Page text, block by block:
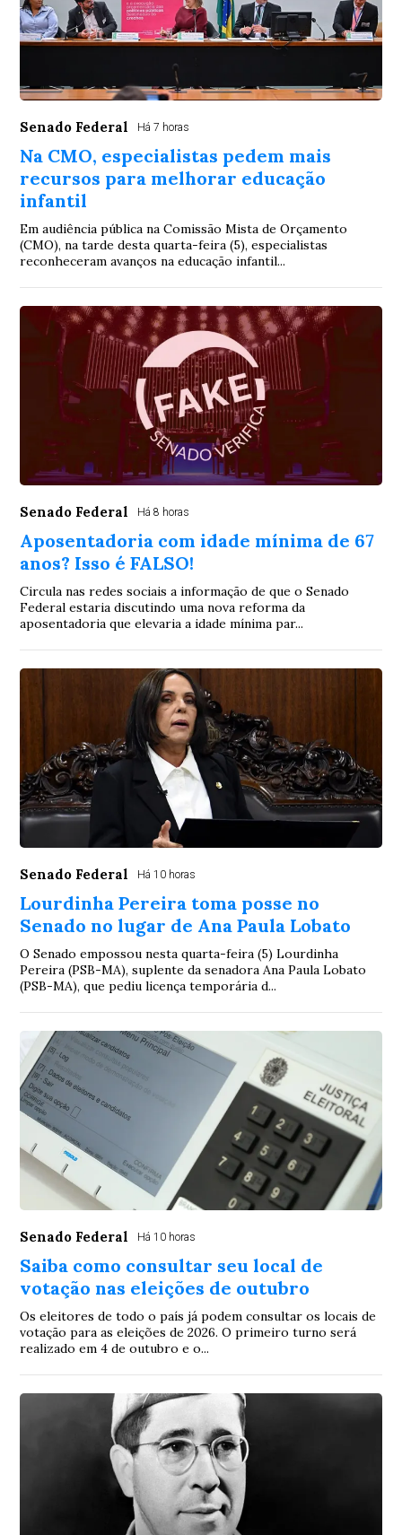
Senado Federal Há 7 horas
Na CMO, especialistas pedem mais
recursos para melhorar educação
infantil
Em audiência pública na Comissão Mista de Orçamento
(CMO), na tarde desta quarta-feira (5), especialistas
reconheceram avanços na educação infantil...
Senado Federal Há 8 horas
Aposentadoria com idade mínima de 67
anos? Isso é FALSO!
Circula nas redes sociais a informação de que o Senado
Federal estaria discutindo uma nova reforma da
aposentadoria que elevaria a idade mínima par...
Senado Federal Há 10 horas
Lourdinha Pereira toma posse no
Senado no lugar de Ana Paula Lobato
O Senado empossou nesta quarta-feira (5) Lourdinha
Pereira (PSB-MA), suplente da senadora Ana Paula Lobato
(PSB-MA), que pediu licença temporária d...
Senado Federal Há 10 horas
Saiba como consultar seu local de
votação nas eleições de outubro
Os eleitores de todo o país já podem consultar os locais de
votação para as eleições de 2026. O primeiro turno será
realizado em 4 de outubro e o...